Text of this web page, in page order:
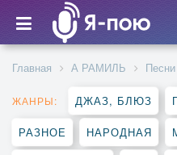
Главная А РАМИЛЬ Песни
ЖАНРЫ: ДЖАЗ, БЛЮЗ
РАЗНОЕ НАРОДНАЯ